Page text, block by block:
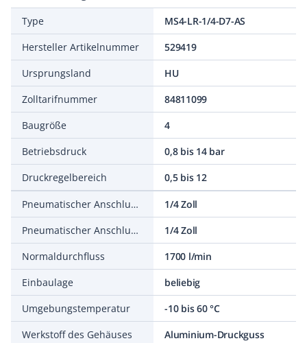
Type
MS4-LR-1/4-D7-AS
Hersteller Artikelnummer
529419
Ursprungsland
HU
Zolltarifnummer
84811099
Baugröße
4
Betriebsdruck
0,8 bis 14 bar
Druckregelbereich
0,5 bis 12
Pneumatischer Anschluss 1
1/4 Zoll
Pneumatischer Anschluss 2
1/4 Zoll
Normaldurchfluss
1700 l/min
Einbaulage
beliebig
Umgebungstemperatur
-10 bis 60 °C
Werkstoff des Gehäuses
Aluminium-Druckguss